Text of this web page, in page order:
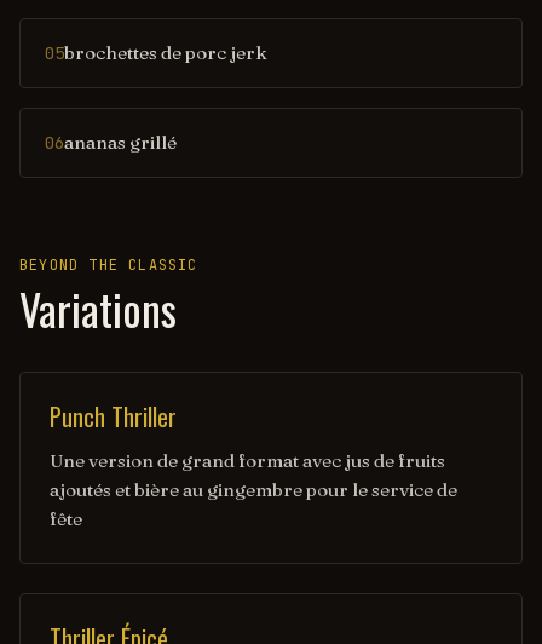
05brochettes de porc jerk
06ananas grillé
BEYOND THE CLASSIC
Variations
Punch Thriller
Une version de grand format avec jus de fruits
ajoutés et bière au gingembre pour le service de
fête